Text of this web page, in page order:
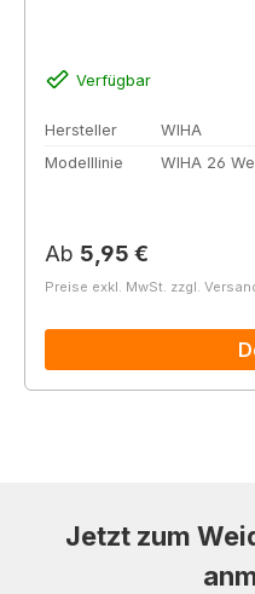
Verfügbar
Hersteller
WIHA
Modelllinie
WIHA 26
Regulärer Preis:
Ab 5,95 €
Preise exkl. MwSt. zzgl.
Jetzt zum